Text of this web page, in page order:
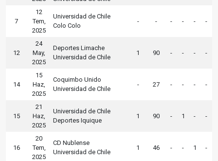
7
12
Tem,
2025
Universidad de Chile
Colo Colo
- - - - - -
12
24
May,
2025
Deportes Limache
Universidad de Chile
1 90 - - - -
14
15
Haz,
2025
Coquimbo Unido
Universidad de Chile
- 27 - - - -
15
21
Haz,
2025
Universidad de Chile
Deportes Iquique
1 90 - 1 - -
16
20
Tem,
2025
CD Nublense
Universidad de Chile
1 46 - - 1 -